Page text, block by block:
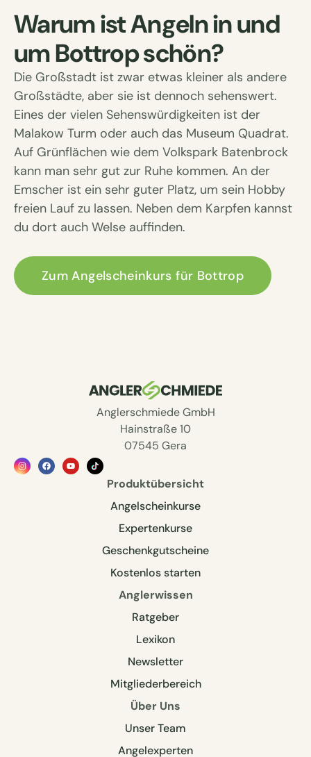
Warum ist Angeln in und
um Bottrop schön?
Die Großstadt ist zwar etwas kleiner als andere
Großstädte, aber sie ist dennoch sehenswert.
Eines der vielen Sehenswürdigkeiten ist der
Malakow Turm oder auch das Museum Quadrat.
Auf Grünflächen wie dem Volkspark Batenbrock
kann man sehr gut zur Ruhe kommen. An der
Emscher ist ein sehr guter Platz, um sein Hobby
freien Lauf zu lassen. Neben dem Karpfen kannst
du dort auch Welse auffinden.
Zum Angelscheinkurs für Bottrop
Anglerschmiede GmbH
Hainstraße 10
07545 Gera
Produktübersicht
Angelscheinkurse
Expertenkurse
Geschenkgutscheine
Kostenlos starten
Anglerwissen
Ratgeber
Lexikon
Newsletter
Mitgliederbereich
Über Uns
Unser Team
Angelexperten